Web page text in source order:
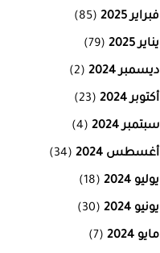
فبراير 2025 (85)
يناير 2025 (79)
ديسمبر 2024 (2)
أكتوبر 2024 (23)
سبتمبر 2024 (4)
أغسطس 2024 (34)
يوليو 2024 (18)
يونيو 2024 (30)
مايو 2024 (7)